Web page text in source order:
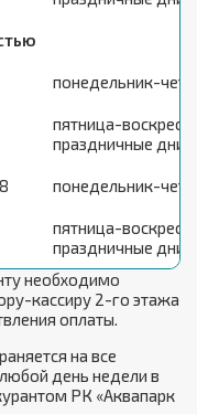
понедельник-
пятница-
праздничные дни
понедельник-
пятница-
праздничные дни
необходимо
кассиру 2-го этажа
оплаты.
на все
день недели в
РК «Аквапарк